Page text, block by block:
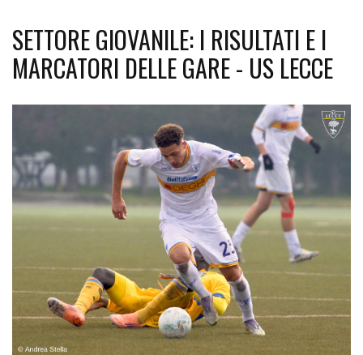
SETTORE GIOVANILE: I RISULTATI E I
MARCATORI DELLE GARE - US LECCE